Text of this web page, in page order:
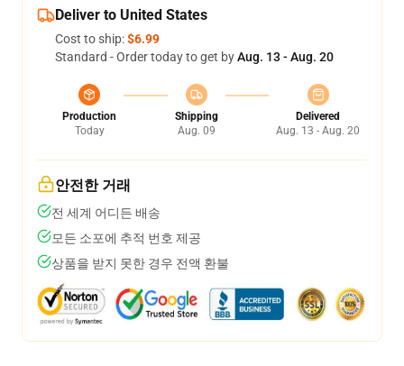
Deliver to United States
Cost to ship:$6.99
Standard - Order today to get byAug. 13 - Aug. 20
Production
Today
Shipping
Aug. 09
Delivered
Aug. 13 - Aug. 20
안전한 거래
전 세계 어디든 배송
모든 소포에 추적 번호 제공
상품을 받지 못한 경우 전액 환불